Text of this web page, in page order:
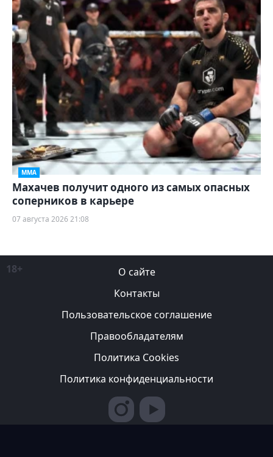
ММА
Махачев получит одного из самых опасных
соперников в карьере
07 августа 2026 21:08
18+
О сайте
Контакты
Пользовательское соглашение
Правообладателям
Политика Cookies
Политика конфиденциальности